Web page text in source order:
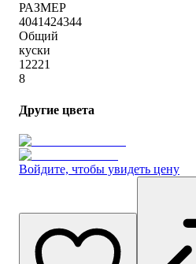
РАЗМЕР
4041424344
Общий
куски
12221
8
Другие цвета
Войдите, чтобы увидеть цену